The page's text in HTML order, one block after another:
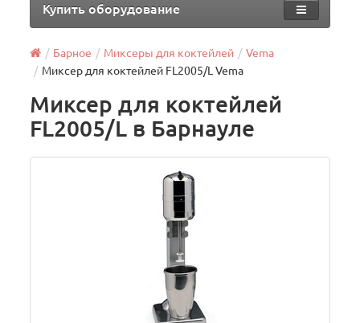
Купить оборудование
Барное Миксеры для коктейлей
Vema
Миксер для коктейлей FL2005/L Vema
Миксер для коктейлей
FL2005/L в Барнауле